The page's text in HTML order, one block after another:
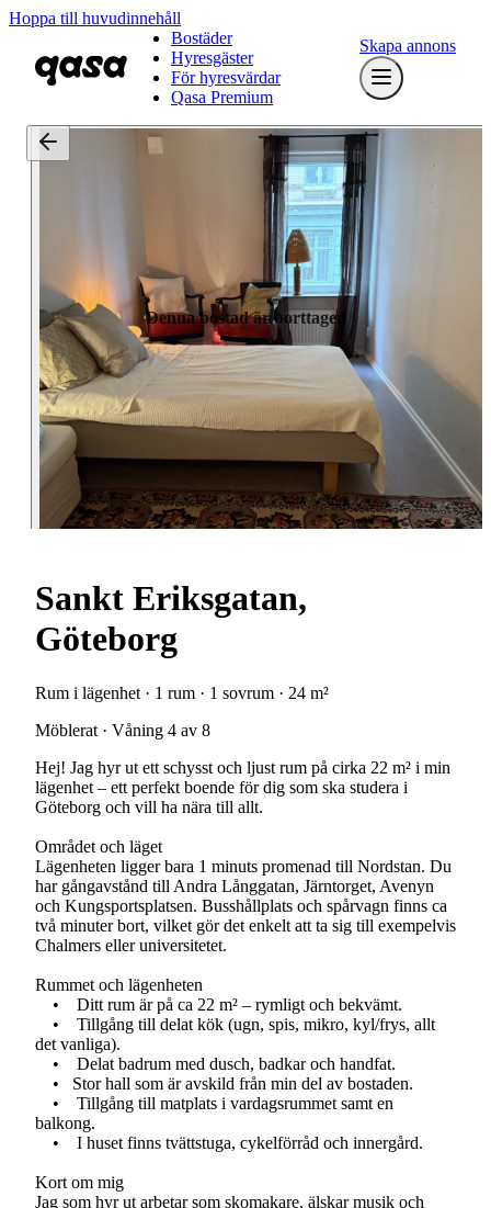
Hoppa till huvudinnehåll
Bostäder
Hyresgäster
För hyresvärdar
Qasa Premium
Skapa annons
Denna bostad är borttagen
Sankt Eriksgatan,
Göteborg
Rum i lägenhet · 1 rum · 1 sovrum · 24 m²
Möblerat · Våning 4 av 8
Hej! Jag hyr ut ett schysst och ljust rum på cirka 22 m² i min
lägenhet – ett perfekt boende för dig som ska studera i
Göteborg och vill ha nära till allt.
Området och läget
Lägenheten ligger bara 1 minuts promenad till Nordstan. Du
har gångavstånd till Andra Långgatan, Järntorget, Avenyn
och Kungsportsplatsen. Busshållplats och spårvagn finns ca
två minuter bort, vilket gör det enkelt att ta sig till exempelvis
Chalmers eller universitetet.
Rummet och lägenheten
• Ditt rum är på ca 22 m² – rymligt och bekvämt.
• Tillgång till delat kök (ugn, spis, mikro, kyl/frys, allt
det vanliga).
• Delat badrum med dusch, badkar och handfat.
• Stor hall som är avskild från min del av bostaden.
• Tillgång till matplats i vardagsrummet samt en
balkong.
• I huset finns tvättstuga, cykelförråd och innergård.
Kort om mig
Jag som hyr ut arbetar som skomakare, älskar musik och